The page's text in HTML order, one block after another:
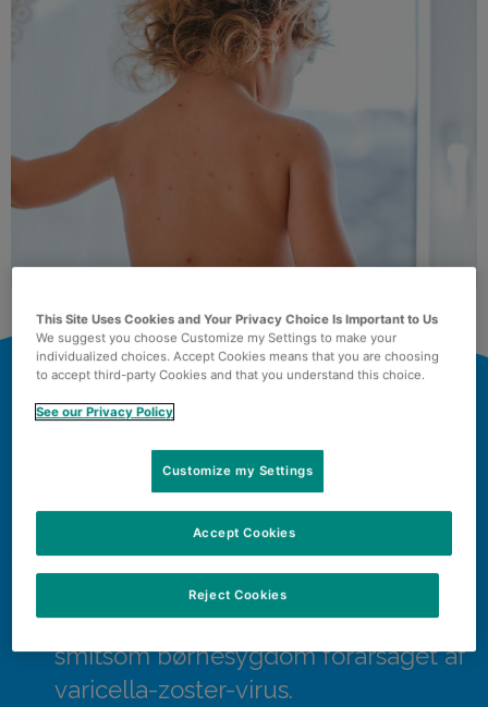
HURTIGT
OVERBLIK
Hvad er skoldkopper?: En meget
smitsom børnesygdom forårsaget af
varicella-zoster-virus.
This Site Uses Cookies and Your Privacy Choice Is Important to Us
We suggest you choose Customize my Settings to make your
individualized choices. Accept Cookies means that you are choosing
to accept third-party Cookies and that you understand this choice.
See our Privacy Policy
Customize my Settings
Reject Cookies
Accept Cookies